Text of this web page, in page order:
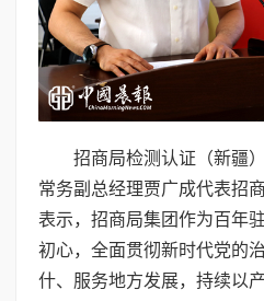
招商局检测认证（新疆
常务副总经理贾广成代表招
表示，招商局集团作为百年
初心，全面贯彻新时代党的
什、服务地方发展，持续以